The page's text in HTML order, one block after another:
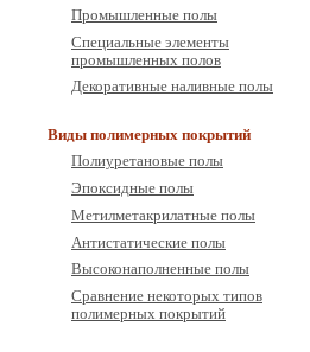
Промышленные полы
Специальные элементы
промышленных полов
Декоративные наливные полы
Виды полимерных покрытий
Полиуретановые полы
Эпоксидные полы
Метилметакрилатные полы
Антистатические полы
Высоконаполненные полы
Сравнение некоторых типов
полимерных покрытий